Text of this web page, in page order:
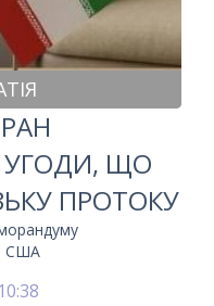
ЩО
ПРОТОКУ
США